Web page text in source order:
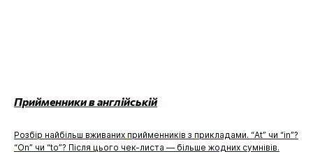
Прийменники в англійській
Розбір найбільш вживаних прийменників з прикладами. “At” чи “in”?
“On” чи “to”? Після цього чек-листа — більше жодних сумнівів.